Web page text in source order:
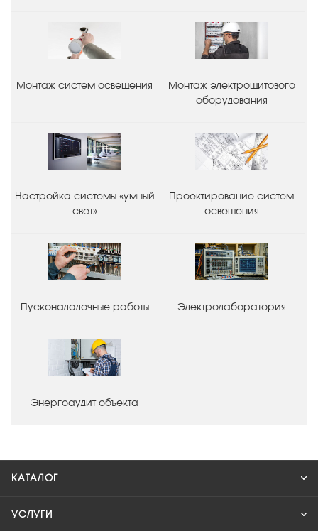
Монтаж систем освещения
Монтаж электрощитового
оборудования
Настройка системы «умный
свет»
Проектирование систем
освещения
Пусконаладочные работы Электролаборатория
Энергоаудит объекта
КАТАЛОГ
УСЛУГИ